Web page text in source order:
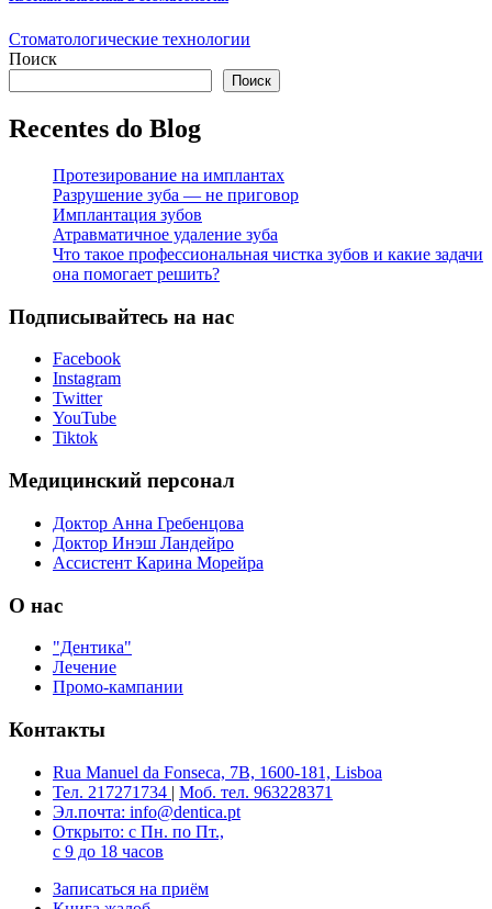
Стоматологические технологии
Поиск
Поиск
Recentes do Blog
Протезирование на имплантах
Разрушение зуба — не приговор
Имплантация зубов
Атравматичное удаление зуба
Что такое профессиональная чистка зубов и какие задачи
она помогает решить?
Подписывайтесь на нас
Facebook
Instagram
Twitter
YouTube
Tiktok
Медицинский персонал
Доктор Анна Гребенцова
Доктор Инэш Ландейро
Ассистент Карина Морейра
О нас
"Дентика"
Лечение
Промо-кампании
Контакты
Rua Manuel da Fonseca, 7B, 1600-181, Lisboa
Teл. 217271734 | Моб. тел. 963228371
Эл.почта: info@dentica.pt
Открыто: с Пн. по Пт.,
с 9 до 18 часов
Записаться на приём